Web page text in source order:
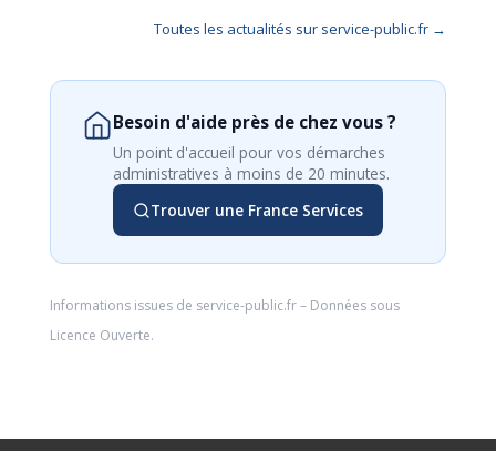
Toutes les actualités sur service-public.fr →
Besoin d'aide près de chez vous ?
Un point d'accueil pour vos démarches
administratives à moins de 20 minutes.
Trouver une France Services
Informations issues de service-public.fr– Données sous
Licence Ouverte.